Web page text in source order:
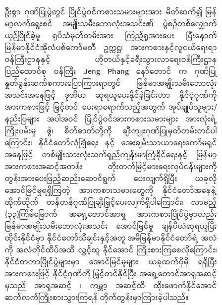
ဦးစွာ ဂုဏ်ပြုပွဲတွင် ပြိုင်ပွဲဝင်ကစားသမားများအား မိတ်ဆက်၍ မြန်
မာ့လက်ရွေးစင် အမျိုးသမီးဘောလုံးအသင်း၏ ပွဲစဉ်တစ်လျှောက်
ယှဉ်ပြိုင်ခဲ့မှု ရုပ်သံမှတ်တမ်းအား ကြည့်ရှုအားပေး ပြီးနောက်
မြန်မာနိုင်ငံအိုလံပစ်ကော်မတီ ဥက္ကဋ္ဌ၊ အားကစားနှင့်လူငယ်ရေးရာ
ဝန်ကြီးဌာနနှင့် ဟိုတယ်နှင့်ခရီးသွားလာရေးဝန်ကြီးဌာန
ပြည်ထောင်စု ဝန်ကြီး Jeng Phang နော်တောင် က ဂုဏ်ပြု
နှုတ်ခွန်းဆက်စကားပြောကြားရာတွင် မြန်မာအမျိုးသမီးဘောလုံး
အသင်းအနေဖြင့် ဒုတိယ ဆုရယူပေးနိုင်ခဲ့ခြင်းဟာ နိုင်ငံ့ဂုဏ်ကို
အားကစားဖြင့် မြှင့်တင် ပေးရာရောက်သည့်အတွက် အုပ်ချုပ်သူများ/
နည်းပြများ အပါအဝင် ပြိုင်ပွဲဝင်အားကစားသမားများ အားလုံးရဲ့
ကြိုးပမ်းမှု ဇွဲ၊ စိတ်ဓာတ်တို့ကို ချီးကျူးဂုဏ်ပြုမှတ်တမ်းတင်ပါ
ကြောင်း၊ နိုင်ငံတော်လုံခြုံရေး နှင့် အေးချမ်းသာယာရေးကော်မရှင်
အနေဖြင့် တစ်မျိုးသားလုံးသက်ရှည်ကျန်းမာကြံ့ခိုင်ရေးနှင့် မြန်မာ့
အားကစားအဆင့်အတန်း တိုးတက်မြင့်မားရေးလုပ်ငန်းများကို
တွန်းအားပေးဖြည့်ဆည်းဆောင်ရွက် ပေးလျက်ရှိပြီး ယခုလို
အောင်မြင်မှုရရှိကြတဲ့ အားကစားသမားတွေကို နိုင်ငံတော်အနေနဲ့
ထိုက်ထိုက် တန်တန်ဂုဏ်ပြုချီးမြှင့်ပေးလျက်ရှိပါကြောင်း၊ လာမည့်
(၃၃)ကြိမ်မြောက် အရှေ့တောင်အာရှ အားကစားပြိုင်ပွဲမှာလည်း
မြန်မာအမျိုးသမီးဘောလုံးအသင်း အောင်မြင်မှု ချန်ပီယံဆုရယူပြီး
ထိုင်းနိုင်ငံမှာ နိုင်ငံတော်သီချင်းနှင့်အတူ အမိမြန်မာနိုင်ငံတော်ရဲ့ အလံ
ကို အလံတိုင်ထိပ်အထိ လွှင့်ထူ နိုင်အောင် ကြိုးစားကြစေလိုကြောင်း၊
နိုင်ငံတကာပြိုင်ပွဲများမှာ အောင်မြင်မှုများ ယခုထက်ပိုမို ရရှိပြီး
အားကစားဖြင့် နိုင်ငံ့ဂုဏ်ကို မြှင့်တင်နိုင်ပြီး အရှေ့တောင်အာရှအဆင့်
မှသည် အာရှအဆင့် ၊ ကမ္ဘာ့ အဆင့်ထိ ထိုးဖောက်နိုင်အောင်
ဆက်လက်ကြိုးစားသွားကြရန် တိုက်တွန်းမှာကြားခဲ့ပါသည်။